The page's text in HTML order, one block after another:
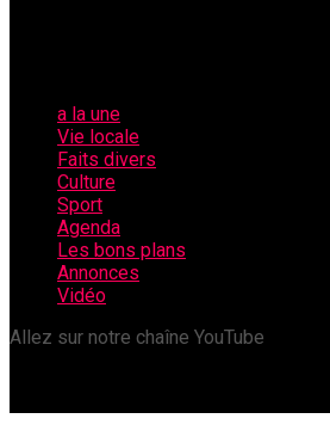
a la une
Vie locale
Faits divers
Culture
Sport
Agenda
Les bons plans
Annonces
Vidéo
Allez sur notre chaîne YouTube